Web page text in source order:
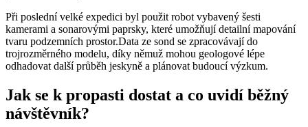
Při poslední velké expedici byl použit robot vybavený šesti
kamerami a sonarovými paprsky, které umožňují detailní mapování
tvaru podzemních prostor.Data ze sond se zpracovávají do
trojrozměrného modelu, díky němuž mohou geologové lépe
odhadovat další průběh jeskyně a plánovat budoucí výzkum.
Jak se k propasti dostat a co uvidí běžný
návštěvník?